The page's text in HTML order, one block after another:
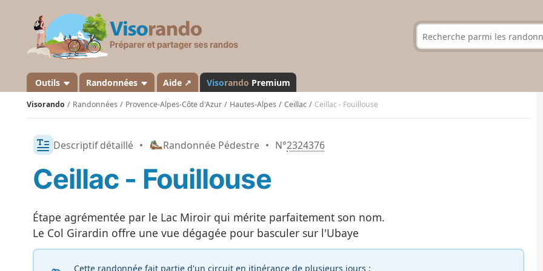
s
a
n
d
o
Outils Randonnées Aide ↗ Visorando Premium
Visorando Randonnées Provence-Alpes-Côte d'Azur Hautes-Alpes Ceillac Ceillac - Fouillouse
Descriptif détaillé • Randonnée Pédestre • N°2324376
Ceillac - Fouillouse
Étape agrémentée par le Lac Miroir qui mérite parfaitement son nom.
Le Col Girardin offre une vue dégagée pour basculer sur l'Ubaye
Cette randonnée fait partie d'un circuit en itinérance de plusieurs jours :